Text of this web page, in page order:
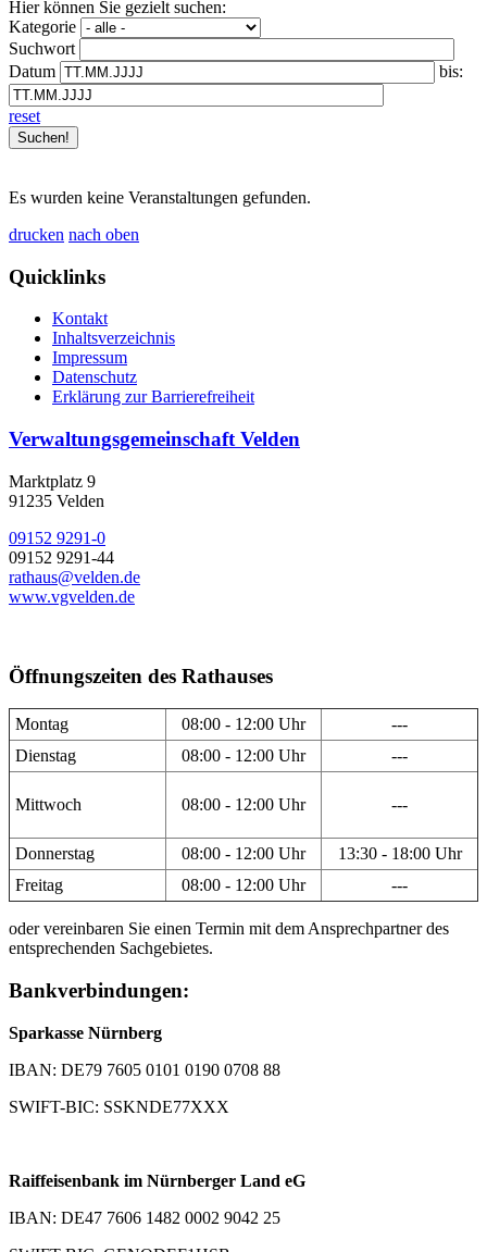
Hier können Sie gezielt suchen:
Kategorie
Suchwort
Datum
bis:
reset
Es wurden keine Veranstaltungen gefunden.
drucken nach oben
Quicklinks
Kontakt
Inhaltsverzeichnis
Impressum
Datenschutz
Erklärung zur Barrierefreiheit
Verwaltungsgemeinschaft Velden
Marktplatz 9
91235 Velden
09152 9291-0
09152 9291-44
rathaus@velden.de
www.vgvelden.de
Öffnungszeiten des Rathauses
Montag 08:00 - 12:00 Uhr
---
Dienstag
08:00 - 12:00 Uhr ---
Mittwoch 08:00 - 12:00 Uhr ---
Donnerstag 08:00 - 12:00 Uhr
13:30 - 18:00 Uhr
Freitag
08:00 - 12:00 Uhr ---
oder vereinbaren Sie einen Termin mit dem Ansprechpartner des
entsprechenden Sachgebietes.
Bankverbindungen:
Sparkasse Nürnberg
IBAN: DE79 7605 0101 0190 0708 88
SWIFT-BIC: SSKNDE77XXX
Raiffeisenbank im Nürnberger Land eG
IBAN: DE47 7606 1482 0002 9042 25